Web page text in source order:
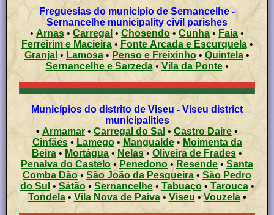
Freguesias do município de Sernancelhe -
Sernancelhe municipality civil parishes
• Arnas • Carregal • Chosendo • Cunha• Faia •
Ferreirim e Macieira• Fonte Arcada e Escurquela•
Granjal • Lamosa • Penso e Freixinho • Quintela•
Sernancelhe e Sarzeda• Vila da Ponte•
Municípios do distrito de Viseu - Viseu district
municipalities
• Armamar • Carregal do Sal • Castro Daire •
Cinfães• Lamego• Mangualde• Moimenta da
Beira • Mortágua • Nelas• Oliveira de Frades •
Penalva do Castelo • Penedono • Resende • Santa
Comba Dão• São João da Pesqueira • São Pedro
do Sul • Sátão• Sernancelhe• Tabuaço• Tarouca•
Tondela• Vila Nova de Paiva• Viseu •Vouzela •